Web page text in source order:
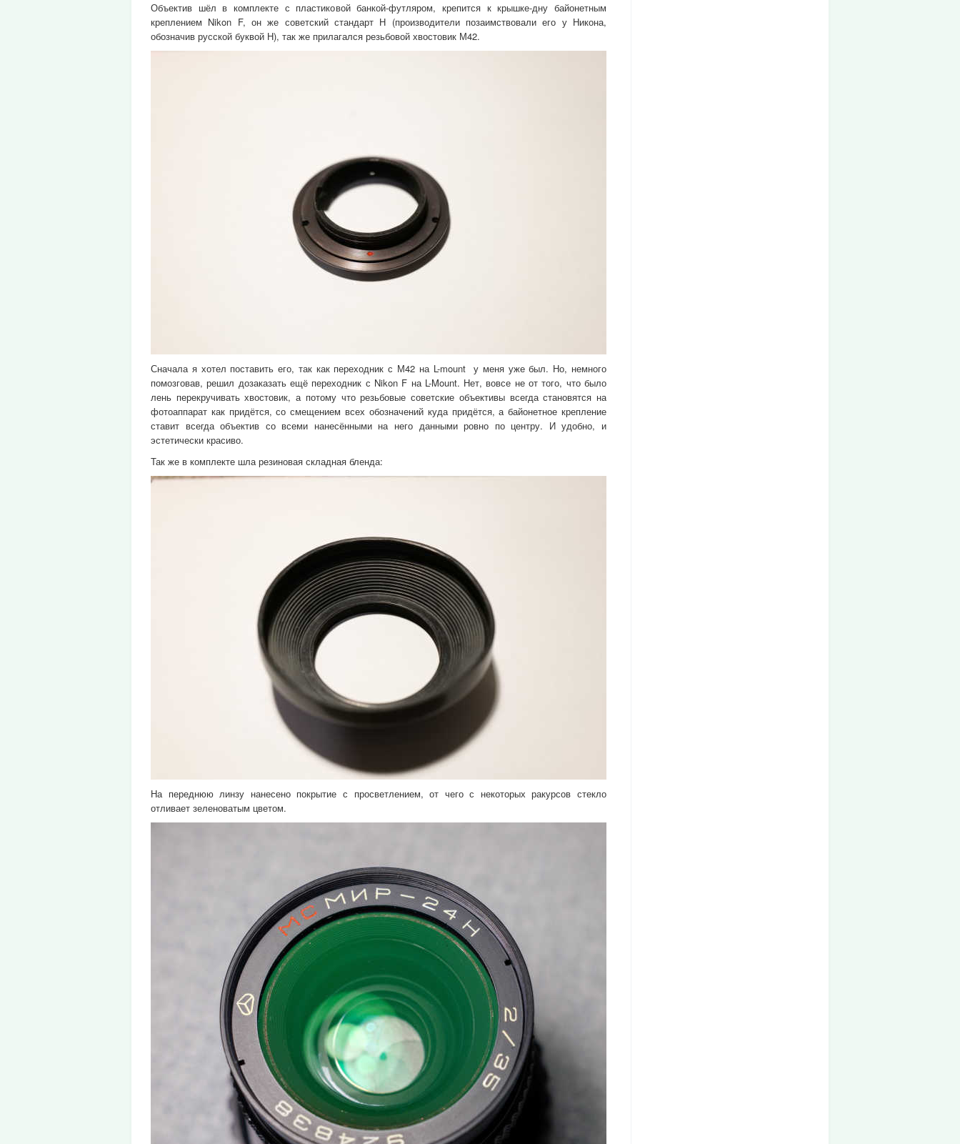
Объектив шёл в комплекте с пластиковой банкой-футляром, крепится к крышке-дну байонетным
креплением Nikon F, он же советский стандарт Н (производители позаимствовали его у Никона,
обозначив русской буквой Н), так же прилагался резьбовой хвостовик М42.
Сначала я хотел поставить его, так как переходник с М42 на L-mount у меня уже был. Но, немного
помозговав, решил дозаказать ещё переходник с Nikon F на L-Mount. Нет, вовсе не от того, что было
лень перекручивать хвостовик, а потому что резьбовые советские объективы всегда становятся на
фотоаппарат как придётся, со смещением всех обозначений куда придётся, а байонетное крепление
ставит всегда объектив со всеми нанесёнными на него данными ровно по центру. И удобно, и
эстетически красиво.
Так же в комплекте шла резиновая складная бленда:
На переднюю линзу нанесено покрытие с просветлением, от чего с некоторых ракурсов стекло
отливает зеленоватым цветом.